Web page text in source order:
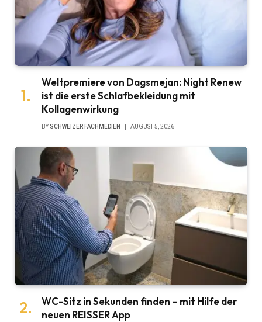
Weltpremiere von Dagsmejan: Night Renew
ist die erste Schlafbekleidung mit
Kollagenwirkung
BY SCHWEIZER FACHMEDIEN AUGUST 5, 2026
WC-Sitz in Sekunden finden – mit Hilfe der
neuen REISSER App